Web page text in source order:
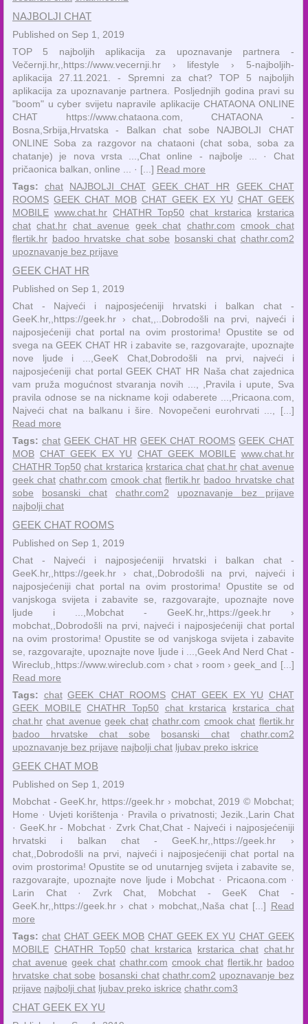
NAJBOLJI CHAT
Published on Sep 1, 2019
TOP 5 najboljih aplikacija za upoznavanje partnera -
Večernji.hr,,https://www.vecernji.hr › lifestyle › 5-najboljih-
aplikacija 27.11.2021. - Spremni za chat? TOP 5 najboljih
aplikacija za upoznavanje partnera. Posljednjih godina pravi su
"boom" u cyber svijetu napravile aplikacije CHATAONA ONLINE
CHAT https://www.chataona.com, CHATAONA -
Bosna,Srbija,Hrvatska - Balkan chat sobe NAJBOLJI CHAT
ONLINE Soba za razgovor na chataoni (chat soba, soba za
chatanje) je nova vrsta ...,‎Chat online - najbolje ... · ‎Chat
pričaonica balkan, online ... · [...] Read more
Tags:
chat NAJBOLJI CHAT GEEK CHAT HR
GEEK CHAT
ROOMS GEEK CHAT MOB CHAT GEEK EX YU CHAT GEEK
MOBILE www.chat.hr CHATHR Top50 chat krstarica
krstarica
chat chat.hr chat avenue geek chat chathr.com cmook chat
flertik.hr badoo hrvatske chat sobe bosanski chat chathr.com2
upoznavanje bez prijave
GEEK CHAT HR
Published on Sep 1, 2019
Chat - Najveći i najposjećeniji hrvatski i balkan chat -
GeeK.hr,,https://geek.hr › chat,,..Dobrodošli na prvi, najveći i
najposjećeniji chat portal na ovim prostorima! Opustite se od
svega na GEEK CHAT HR i zabavite se, razgovarajte, upoznajte
nove ljude i ...,GeeK Chat,Dobrodošli na prvi, najveći i
najposjećeniji chat portal GEEK CHAT HR Naša chat zajednica
vam pruža mogućnost stvaranja novih ..., ,Pravila i upute, Sva
pravila odnose se na nickname koji odaberete ...,Pricaona.com,
Najveći chat na balkanu i šire. Novopečeni eurohrvati ..., [...]
Read more
Tags: chat GEEK CHAT HR GEEK CHAT ROOMS GEEK CHAT
MOB CHAT GEEK EX YU CHAT GEEK MOBILE www.chat.hr
CHATHR Top50 chat krstarica krstarica chat chat.hr chat avenue
geek chat chathr.com cmook chat flertik.hr badoo hrvatske chat
sobe
bosanski chat chathr.com2
upoznavanje bez prijave
najbolji chat
GEEK CHAT ROOMS
Published on Sep 1, 2019
Chat - Najveći i najposjećeniji hrvatski i balkan chat -
GeeK.hr,,https://geek.hr › chat,,Dobrodošli na prvi, najveći i
najposjećeniji chat portal na ovim prostorima! Opustite se od
vanjskoga svijeta i zabavite se, razgovarajte, upoznajte nove
ljude i ...,Mobchat - GeeK.hr,,https://geek.hr ›
mobchat,,Dobrodošli na prvi, najveći i najposjećeniji chat portal
na ovim prostorima! Opustite se od vanjskoga svijeta i zabavite
se, razgovarajte, upoznajte nove ljude i ...,Geek And Nerd Chat -
Wireclub,,https://www.wireclub.com › chat › room › geek_and [...]
Read more
Tags: chat GEEK CHAT ROOMS CHAT GEEK EX YU CHAT
GEEK MOBILE CHATHR Top50 chat krstarica
krstarica chat
chat.hr chat avenue geek chat chathr.com cmook chat flertik.hr
badoo hrvatske chat sobe
bosanski chat
chathr.com2
upoznavanje bez prijave najbolji chat ljubav preko iskrice
GEEK CHAT MOB
Published on Sep 1, 2019
Mobchat - GeeK.hr, https://geek.hr › mobchat, 2019 © Mobchat;
Home · Uvjeti korištenja · Pravila o privatnosti; Jezik.,‎Larin Chat
· ‎GeeK.hr - Mobchat · ‎Zvrk Chat,Chat - Najveći i najposjećeniji
hrvatski i balkan chat - GeeK.hr,,https://geek.hr ›
chat,,Dobrodošli na prvi, najveći i najposjećeniji chat portal na
ovim prostorima! Opustite se od unutarnjeg svijeta i zabavite se,
razgovarajte, upoznajte nove ljude i Mobchat · ‎Pricaona.com ·
‎Larin Chat · ‎Zvrk Chat, Mobchat - GeeK Chat -
GeeK.hr,,https://geek.hr › chat › mobchat,,Naša chat [...] Read
more
Tags: chat CHAT GEEK MOB CHAT GEEK EX YU CHAT GEEK
MOBILE CHATHR Top50 chat krstarica krstarica chat chat.hr
chat avenue geek chat chathr.com cmook chat flertik.hr badoo
hrvatske chat sobe bosanski chat chathr.com2 upoznavanje bez
prijave najbolji chat ljubav preko iskrice chathr.com3
CHAT GEEK EX YU